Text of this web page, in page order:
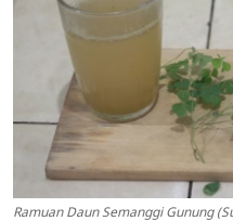
Ramuan Daun Semanggi Gunung